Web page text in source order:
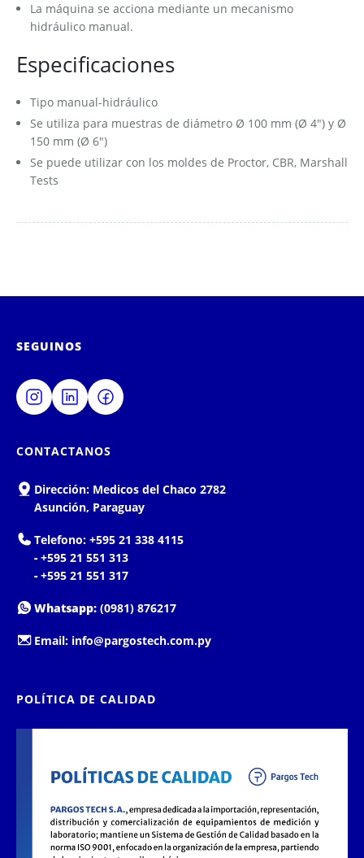
La máquina se acciona mediante un mecanismo
hidráulico manual.
Especificaciones
Tipo manual-hidráulico
Se utiliza para muestras de diámetro Ø 100 mm (Ø 4") y Ø
150 mm (Ø 6")
Se puede utilizar con los moldes de Proctor, CBR, Marshall
Tests
SEGUINOS
CONTACTANOS
Dirección: Medicos del Chaco 2782
Asunción, Paraguay
Telefono: +595 21 338 4115
-+595 21 551 313
-+595 21 551 317
Whatsapp: (0981) 876217
Email: info@pargostech.com.py
POLÍTICA DE CALIDAD